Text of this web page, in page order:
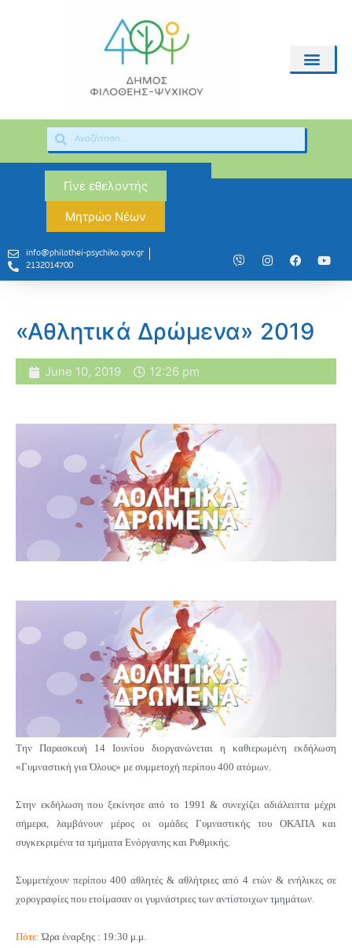
Γίνε εθελοντής
Μητρώο Νέων
info@philothei-psychiko.gov.gr
2132014700
«Αθλητικά Δρώμενα» 2019
June 10, 2019 12:26 pm
Tην Παρασκευή 14 Ιουνίου διοργανώνεται η καθιερωμένη εκδήλωση
«Γυμναστική για Όλους» με συμμετοχή περίπου 400 ατόμων.
Στην εκδήλωση που ξεκίνησε από το 1991 & συνεχίζει αδιάλειπτα μέχρι
σήμερα, λαμβάνουν μέρος οι ομάδες Γυμναστικής του ΟΚΑΠΑ και
συγκεκριμένα τα τμήματα Ενόργανης και Ρυθμικής.
Συμμετέχουν περίπου 400 αθλητές & αθλήτριες από 4 ετών & ενήλικες σε
χορογραφίες που ετοίμασαν οι γυμνάστριες των αντίστοιχων τμημάτων.
Πότε: Ώρα έναρξης : 19:30 μ.μ.